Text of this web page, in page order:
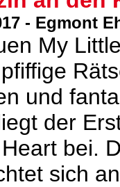
- Egmont
My
und
der
bei.
sich